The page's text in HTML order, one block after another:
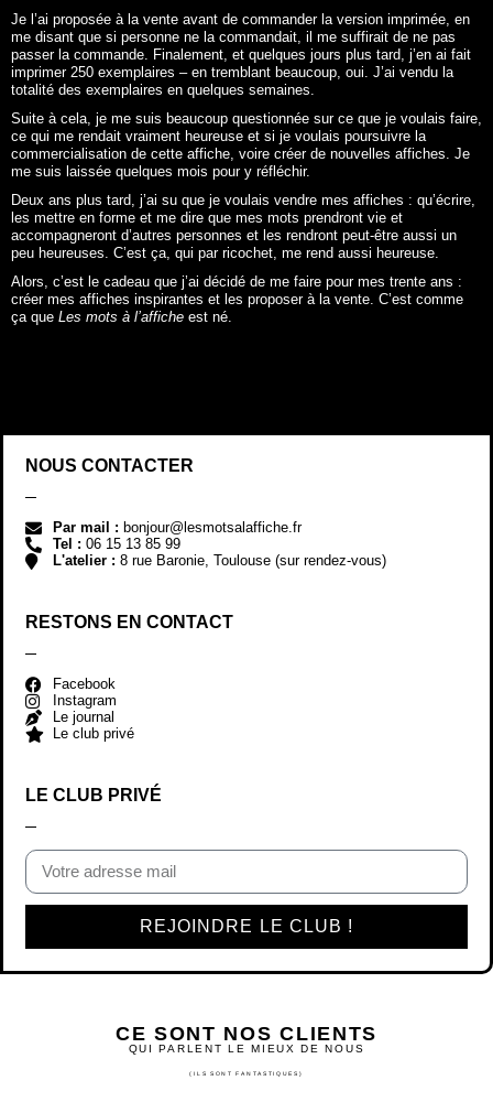
Je l’ai proposée à la vente avant de commander la version imprimée, en
me disant que si personne ne la commandait, il me suffirait de ne pas
passer la commande. Finalement, et quelques jours plus tard, j’en ai fait
imprimer 250 exemplaires – en tremblant beaucoup, oui. J’ai vendu la
totalité des exemplaires en quelques semaines.
Suite à cela, je me suis beaucoup questionnée sur ce que je voulais faire,
ce qui me rendait vraiment heureuse et si je voulais poursuivre la
commercialisation de cette affiche, voire créer de nouvelles affiches. Je
me suis laissée quelques mois pour y réfléchir.
Deux ans plus tard, j’ai su que je voulais vendre mes affiches : qu’écrire,
les mettre en forme et me dire que mes mots prendront vie et
accompagneront d’autres personnes et les rendront peut-être aussi un
peu heureuses. C’est ça, qui par ricochet, me rend aussi heureuse.
Alors, c’est le cadeau que j’ai décidé de me faire pour mes trente ans :
créer mes affiches inspirantes et les proposer à la vente. C’est comme
ça que Les mots à l’affiche est né.
NOUS CONTACTER
Par mail : bonjour@lesmotsalaffiche.fr
Tel : 06 15 13 85 99
L'atelier : 8 rue Baronie, Toulouse (sur rendez-vous)
RESTONS EN CONTACT
Facebook
Instagram
Le journal
Le club privé
LE CLUB PRIVÉ
REJOINDRE LE CLUB !
CE SONT NOS CLIENTS
QUI PARLENT LE MIEUX DE NOUS
(ILS SONT FANTASTIQUES)